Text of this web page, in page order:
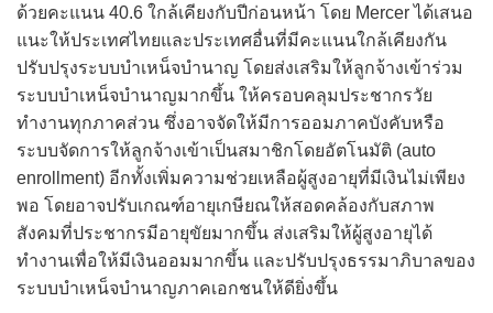
ด้วยคะแนน 40.6 ใกล้เคียงกับปีก่อนหน้า โดย Mercer ได้เสนอ
แนะให้ประเทศไทยและประเทศอื่นที่มีคะแนนใกล้เคียงกัน
ปรับปรุงระบบบำเหน็จบำนาญ โดยส่งเสริมให้ลูกจ้างเข้าร่วม
ระบบบำเหน็จบำนาญมากขึ้น ให้ครอบคลุมประชากรวัย
ทำงานทุกภาคส่วน ซึ่งอาจจัดให้มีการออมภาคบังคับหรือ
ระบบจัดการให้ลูกจ้างเข้าเป็นสมาชิกโดยอัตโนมัติ (auto
enrollment) อีกทั้งเพิ่มความช่วยเหลือผู้สูงอายุที่มีเงินไม่เพียง
พอ โดยอาจปรับเกณฑ์อายุเกษียณให้สอดคล้องกับสภาพ
สังคมที่ประชากรมีอายุขัยมากขึ้น ส่งเสริมให้ผู้สูงอายุได้
ทำงานเพื่อให้มีเงินออมมากขึ้น และปรับปรุงธรรมาภิบาลของ
ระบบบำเหน็จบำนาญภาคเอกชนให้ดียิ่งขึ้น